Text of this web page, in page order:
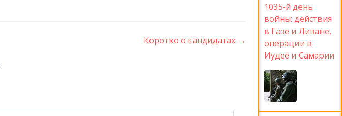
Коротко о кандидатах →
1035-й день
войны: действия
в Газе и Ливане,
операции в
Иудее и Самарии